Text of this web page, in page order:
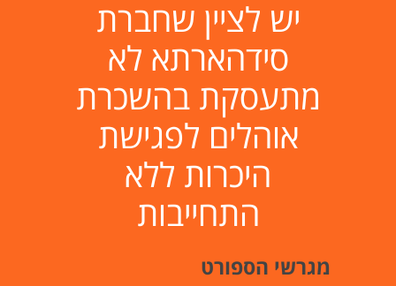
יש לציין שחברת
סידהארתא לא
מתעסקת בהשכרת
אוהלים לפגישת
היכרות ללא
התחייבות
מגרשי הספורט